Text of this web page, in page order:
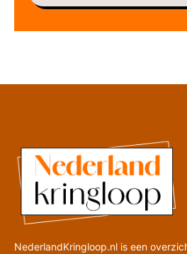
NederlandKringloop.nl is een